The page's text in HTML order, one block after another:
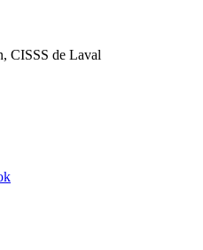
CISSS de Laval